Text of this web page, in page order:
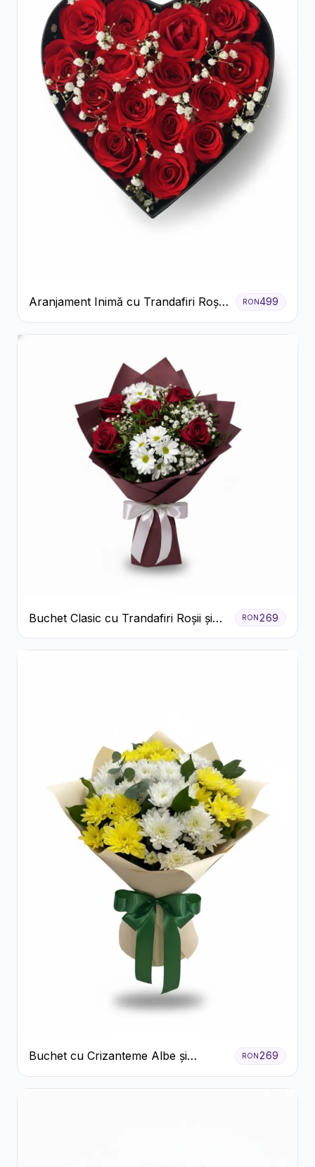
Aranjament Inimă cu Trandafiri Roșii
și Floarea Miresei
RON499
Buchet Clasic cu Trandafiri Roșii și
Crizanteme Albe
RON 269
Buchet cu Crizanteme Albe și
Galbene
RON269